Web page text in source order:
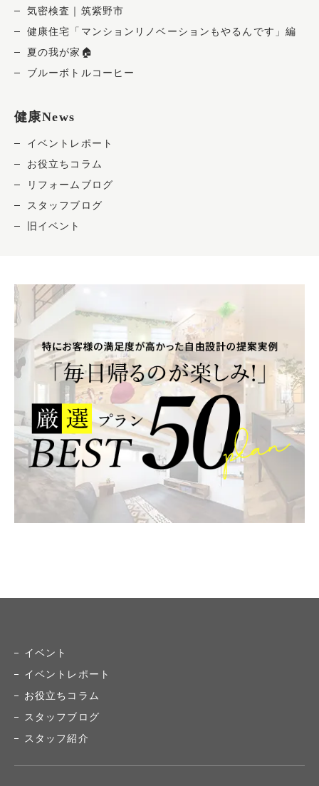
気密検査｜筑紫野市
健康住宅「マンションリノベーションもやるんです」編
夏の我が家🏠
ブルーボトルコーヒー
健康News
イベントレポート
お役立ちコラム
リフォームブログ
スタッフブログ
旧イベント
イベント
イベントレポート
お役立ちコラム
スタッフブログ
スタッフ紹介